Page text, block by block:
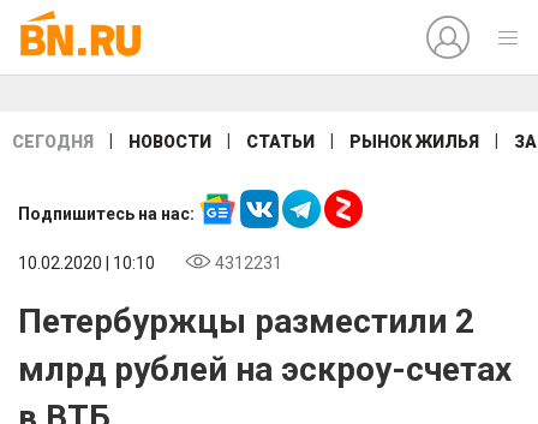
СЕГОДНЯ НОВОСТИ СТАТЬИ РЫНОК ЖИЛЬЯ
Подпишитесь на нас:
10.02.2020 | 10:10 4312231
Петербуржцы разместили 2
млрд рублей на эскроу-счетах